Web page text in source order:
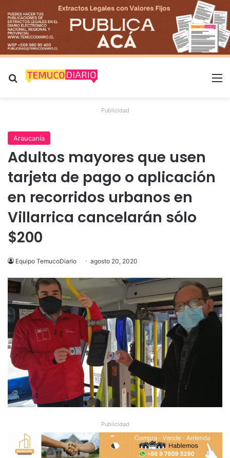
Buscar por
Publicidad
Araucanía
Adultos mayores que usen
tarjeta de pago o aplicación
en recorridos urbanos en
Villarrica cancelarán sólo
$200
Equipo TemucoDiario agosto 20, 2020
Publicidad